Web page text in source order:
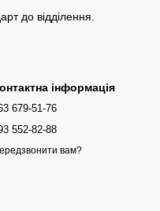
до відділення.
інформація
679-51-76
552-82-88
вам?